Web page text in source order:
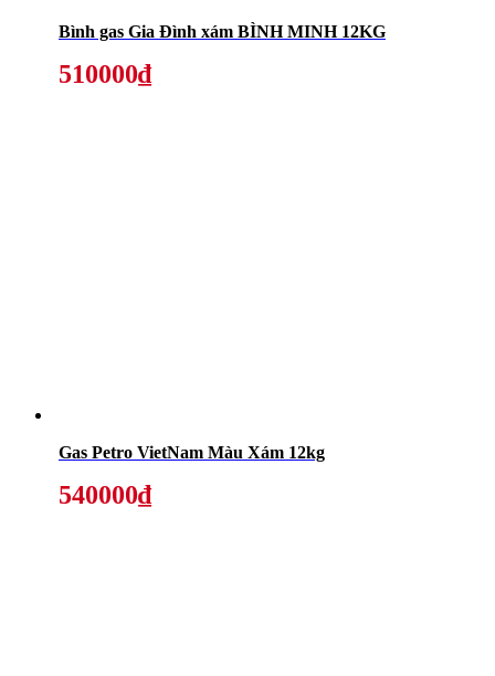
Bình gas Gia Đình xám BÌNH MINH 12KG
510000₫
Gas Petro VietNam Màu Xám 12kg
540000₫